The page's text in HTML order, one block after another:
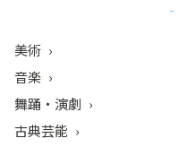
美術
音楽
舞踊・演劇
古典芸能